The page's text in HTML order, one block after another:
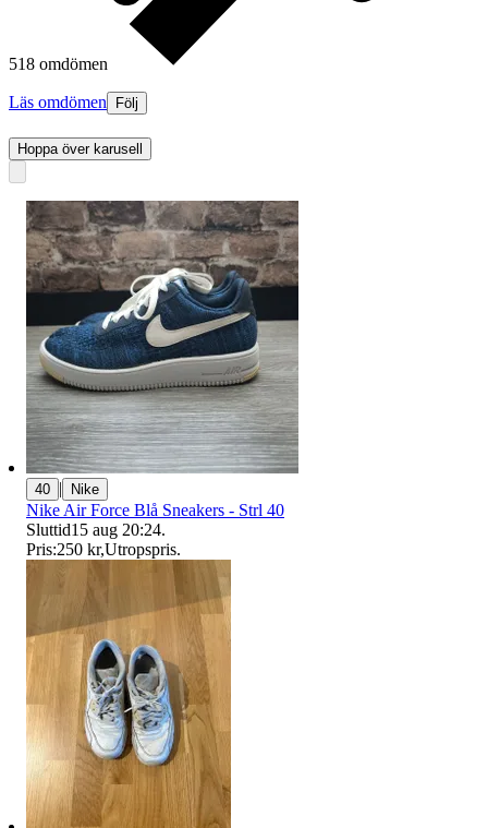
518 omdömen
Läs omdömen Följ
Hoppa över karusell
40 | Nike
Nike Air Force Blå Sneakers - Strl 40
Sluttid15 aug 20:24.
Pris:250 kr,Utropspris.